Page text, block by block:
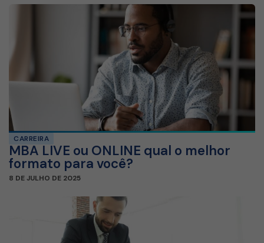
CARREIRA
MBA LIVE ou ONLINE qual o melhor
formato para você?
8 DE JULHO DE 2025